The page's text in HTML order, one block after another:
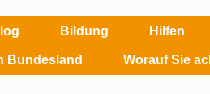
Bildung Hilfen
Bundesland Worauf Sie